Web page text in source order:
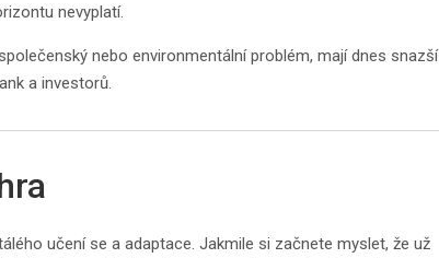
nevyplatí.
nebo environmentální problém, mají dnes snazší
a investorů.
učení se a adaptace. Jakmile si začnete myslet, že už